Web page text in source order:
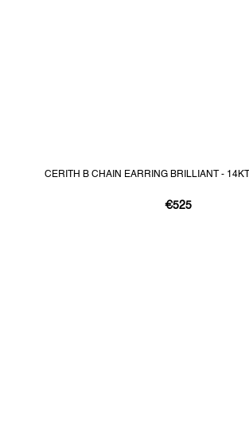
CERITH B CHAIN EARRING BRILLIANT -
€525